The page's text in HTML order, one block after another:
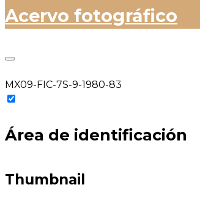
Acervo fotográfico
MX09-FIC-7S-9-1980-83
Área de identificación
Thumbnail